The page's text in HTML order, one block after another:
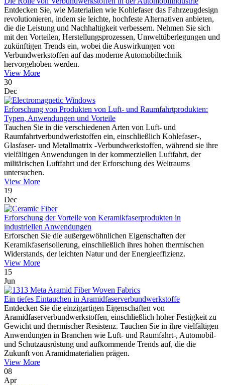
Entdecken Sie, wie Materialien wie Kohlefaser das Fahrzeugdesign
revolutionieren, indem sie leichte, hochfeste Alternativen anbieten,
die die Leistung und Nachhaltigkeit verbessern. Nehmen Sie sich
mit den Vorteilen, Herstellungsprozessen, Umweltüberlegungen und
zukünftigen Trends ein, wobei die Auswirkungen von
Verbundwerkstoffen auf das moderne Automobiltechnik
hervorgehoben werden.
View More
30
Dec
Erforschung von Produkten von Luft- und Raumfahrtprodukten:
Typen, Anwendungen und Vorteile
Tauchen Sie in die verschiedenen Arten von Luft- und
Raumfahrtverbundwerkstoffen ein, einschließlich Kohlefaser-,
Glasfaser- und Metallmatrix -Verbundwerkstoffen, während sie ihre
vielfältigen Anwendungen in der kommerziellen Luftfahrt, der
militärischen Luftfahrt und der Erforschung des Weltraums
untersuchen.
View More
19
Dec
Erforschung der Vorteile von Keramikfaserprodukten in
industriellen Anwendungen
Erforschen Sie die außergewöhnlichen Eigenschaften der
Keramikfaserisolierung, einschließlich ihres hohen thermischen
Widerstands, der leichten Natur und der Energieeffizienz.
View More
15
Jun
Ein tiefes Eintauchen in Aramidfaserverbundwerkstoffe
Entdecken Sie die einzigartigen Eigenschaften von
Aramidfaserverbundwerkstoffen, einschließlich hoher Festigkeit zu
Gewicht und thermischer Resistenz. Tauchen Sie in ihre vielfältigen
Anwendungen in Branchen wie Luft- und Raumfahrt-, Automobil-
und Schutzausrüstung und aufkommende Trends auf, die die
Zukunft von Aramidmaterialien prägen.
View More
08
Apr